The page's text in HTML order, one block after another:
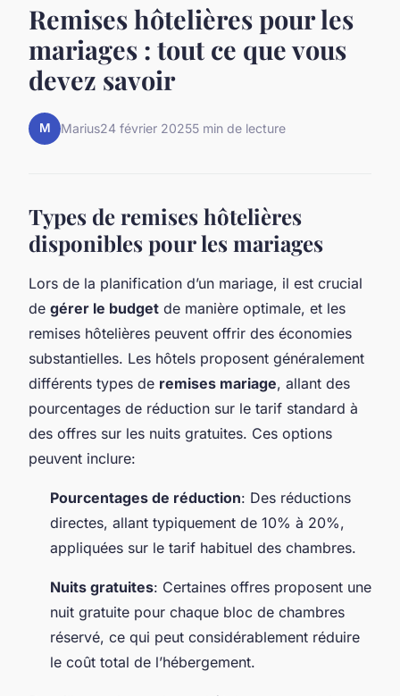
Remises hôtelières pour les
mariages : tout ce que vous
devez savoir
M Marius24 février 20255 min de lecture
Types de remises hôtelières
disponibles pour les mariages
Lors de la planification d’un mariage, il est crucial
de gérer le budget de manière optimale, et les
remises hôtelières peuvent offrir des économies
substantielles. Les hôtels proposent généralement
différents types de remises mariage, allant des
pourcentages de réduction sur le tarif standard à
des offres sur les nuits gratuites. Ces options
peuvent inclure:
Pourcentages de réduction: Des réductions
directes, allant typiquement de 10% à 20%,
appliquées sur le tarif habituel des chambres.
Nuits gratuites: Certaines offres proposent une
nuit gratuite pour chaque bloc de chambres
réservé, ce qui peut considérablement réduire
le coût total de l’hébergement.